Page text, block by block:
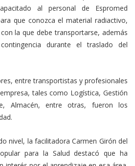
al personal de Espromed
que conozca el material radiactivo,
la que debe transportarse, además
durante el traslado del
entre transportistas y profesionales
tales como Logística, Gestión
Almacén, entre otras, fueron los
nivel, la facilitadora Carmen Girón del
para la Salud destacó que ha